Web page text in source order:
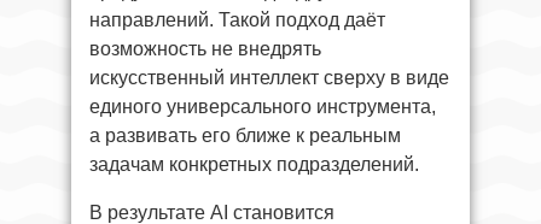
направлений. Такой подход даёт
возможность не внедрять
искусственный интеллект сверху в виде
единого универсального инструмента,
а развивать его ближе к реальным
задачам конкретных подразделений.
В результате AI становится